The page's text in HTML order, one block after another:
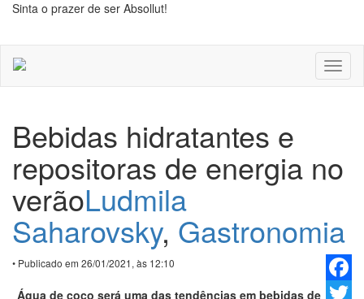
Sinta o prazer de ser Absollut!
Bebidas hidratantes e
repositoras de energia no
verãoLudmila
Saharovsky, Gastronomia
• Publicado em 26/01/2021, às 12:10
Água de coco será uma das tendências em bebidas de